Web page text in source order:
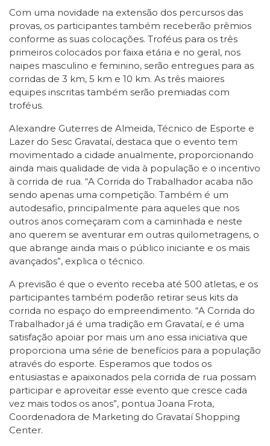
Com uma novidade na extensão dos percursos das
provas, os participantes também receberão prêmios
conforme as suas colocações. Troféus para os três
primeiros colocados por faixa etária e no geral, nos
naipes masculino e feminino, serão entregues para as
corridas de 3 km, 5 km e 10 km. As três maiores
equipes inscritas também serão premiadas com
troféus.
Alexandre Guterres de Almeida, Técnico de Esporte e
Lazer do Sesc Gravataí, destaca que o evento tem
movimentado a cidade anualmente, proporcionando
ainda mais qualidade de vida à população e o incentivo
à corrida de rua. “A Corrida do Trabalhador acaba não
sendo apenas uma competição. Também é um
autodesafio, principalmente para aqueles que nos
outros anos começaram com a caminhada e neste
ano querem se aventurar em outras quilometragens, o
que abrange ainda mais o público iniciante e os mais
avançados”, explica o técnico.
A previsão é que o evento receba até 500 atletas, e os
participantes também poderão retirar seus kits da
corrida no espaço do empreendimento. “A Corrida do
Trabalhador já é uma tradição em Gravataí, e é uma
satisfação apoiar por mais um ano essa iniciativa que
proporciona uma série de benefícios para a população
através do esporte. Esperamos que todos os
entusiastas e apaixonados pela corrida de rua possam
participar e aproveitar esse evento que cresce cada
vez mais todos os anos”, pontua Joana Frota,
Coordenadora de Marketing do Gravataí Shopping
Center.